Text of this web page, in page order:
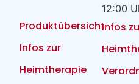
Produktübersicht
Infos zur
Heimtherapie
12:00
Infos